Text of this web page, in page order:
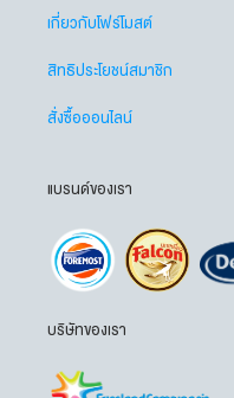
เกี่ยวกับโฟร์โมสต์
สิทธิประโยชน์สมาชิก
สั่งซื้อออนไลน์
แบรนด์ของเรา
บริษัทของเรา